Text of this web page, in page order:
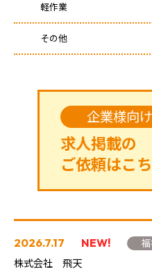
軽作業
その他
企業様向け
求人掲載の
ご依頼はこ
2026.7.17 NEW!
株式会社 飛天